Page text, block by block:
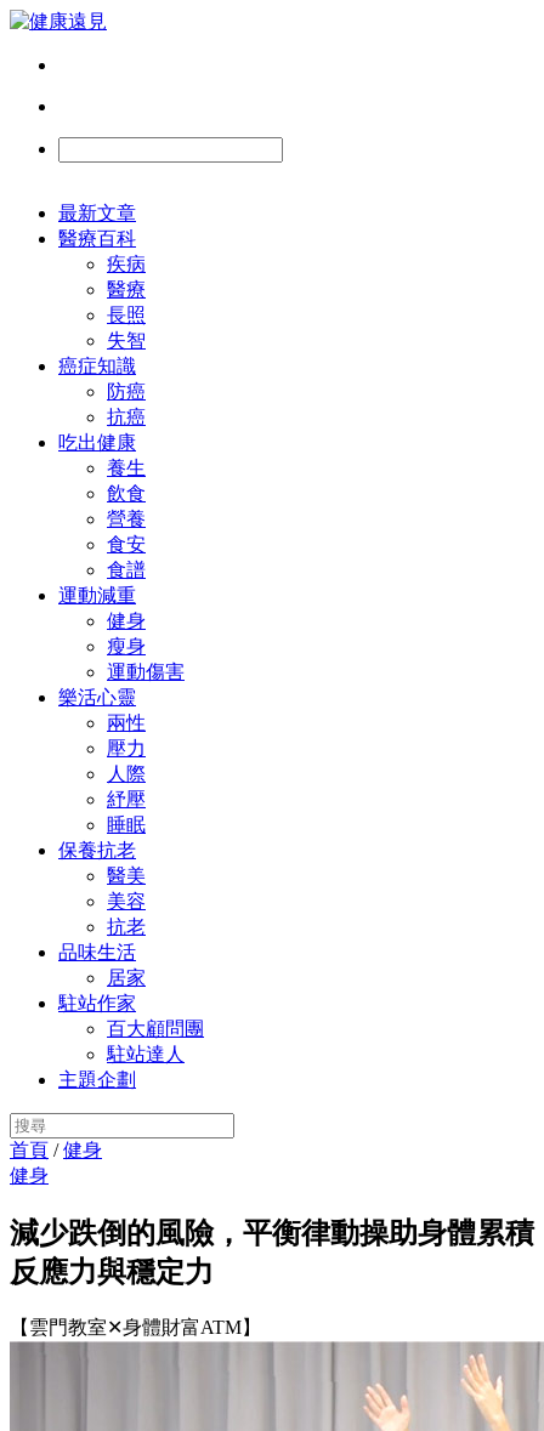
最新文章
醫療百科
疾病
醫療
長照
失智
癌症知識
防癌
抗癌
吃出健康
養生
飲食
營養
食安
食譜
運動減重
健身
瘦身
運動傷害
樂活心靈
兩性
壓力
人際
紓壓
睡眠
保養抗老
醫美
美容
抗老
品味生活
居家
駐站作家
百大顧問團
駐站達人
主題企劃
首頁 /健身
健身
減少跌倒的風險，平衡律動操助身體累積
反應力與穩定力
【雲門教室✕身體財富ATM】